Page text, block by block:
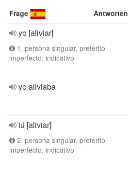
Frage Antworten
yo [aliviar]
1. persona singular, pretérito
imperfecto, indicativo
yo aliviaba
tú [aliviar]
2. persona singular, pretérito
imperfecto, indicativo